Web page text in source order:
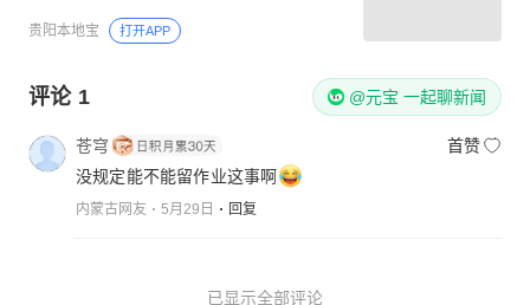
贵阳本地宝 打开APP
评论 1 @元宝 一起聊新闻
苍穹
首赞
没规定能不能留作业这事啊
内蒙古网友 5月29日 回复
已显示全部评论